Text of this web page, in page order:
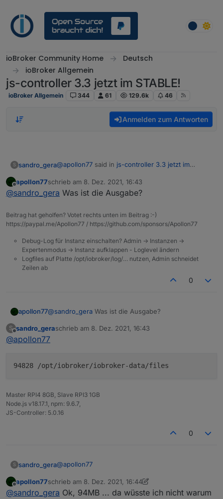
ioBroker Community Home
Deutsch
ioBroker Allgemein
js-controller 3.3 jetzt im STABLE!
ioBroker Allgemein 344 61 129.6k 46
Anmelden zum Antworten
S sandro_gera@apollon77 said in js-controller 3.3 jetzt im
du -Hs /opt/iobroker/iobroker-data/files
Offline
apollon77schrieb am 8. Dez. 2021, 16:43
zuletzt editiert von
@sandro_gera Was ist die Ausgabe?
Beitrag hat geholfen? Votet rechts unten im Beitrag :-)
https://paypal.me/Apollon77 / https://github.com/sponsors/Apollon77
Debug-Log für Instanz einschalten? Admin -> Instanzen ->
Expertenmodus -> Instanz aufklappen - Loglevel ändern
Logfiles auf Platte /opt/iobroker/log/… nutzen, Admin schneidet
Zeilen ab
0
apollon77@sandro_gera Was ist die Ausgabe?
S
Offline
sandro_geraschrieb am 8. Dez. 2021, 16:43
zuletzt editiert von
@apollon77
94828 /opt/iobroker/iobroker-data/files
Master RPI4 8GB, Slave RPI3 1GB
Node.js v18.17.1, npm: 9.6.7,
JS-Controller: 5.0.16
0
S sandro_gera@apollon77
Offline
apollon77schrieb am 8. Dez. 2021, 16:44
zuletzt editiert von apollon7712. Aug. 2021, 17:45
@sandro_gera Ok, 94MB ... da wüsste ich nicht warum